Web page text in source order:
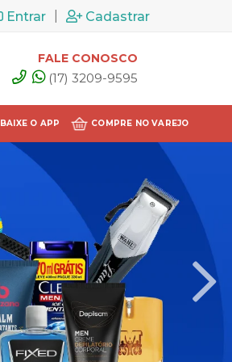
Entrar Cadastrar
FALE CONOSCO
(17) 3209-9595
BAIXE O APP COMPRE NO VAREJO